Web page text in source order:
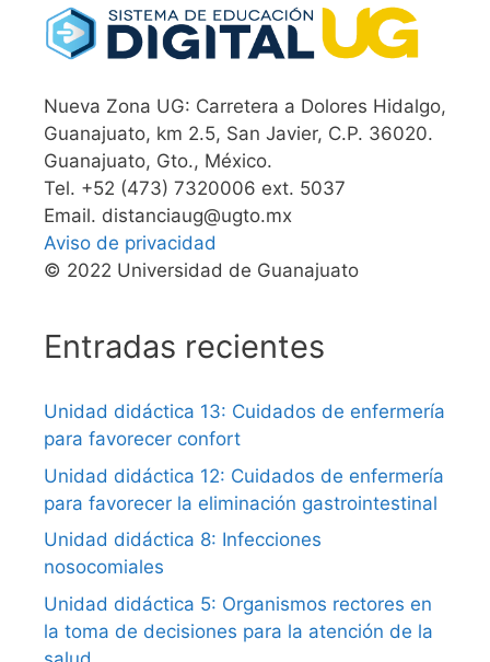
Nueva Zona UG: Carretera a Dolores Hidalgo,
Guanajuato, km 2.5, San Javier, C.P. 36020.
Guanajuato, Gto., México.
Tel. +52 (473) 7320006 ext. 5037
Email. distanciaug@ugto.mx
Aviso de privacidad
© 2022 Universidad de Guanajuato
Entradas recientes
Unidad didáctica 13: Cuidados de enfermería
para favorecer confort
Unidad didáctica 12: Cuidados de enfermería
para favorecer la eliminación gastrointestinal
Unidad didáctica 8: Infecciones
nosocomiales
Unidad didáctica 5: Organismos rectores en
la toma de decisiones para la atención de la